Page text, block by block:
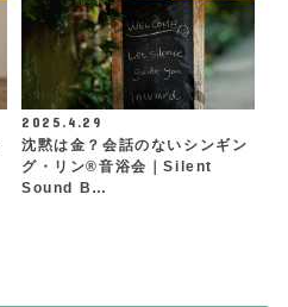
2025.4.29
沈黙は金？会話のないシンギン
グ・リン®︎音浴会｜Silent
Sound B…